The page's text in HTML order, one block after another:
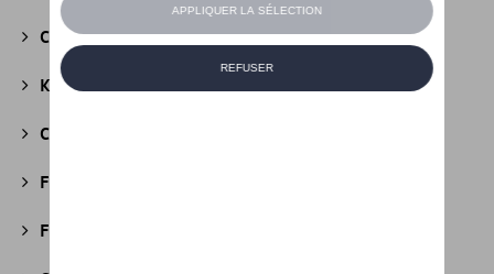
California Collection(18)
Kids Collection
Cobi
Fire & Ice Collection
Football Collection